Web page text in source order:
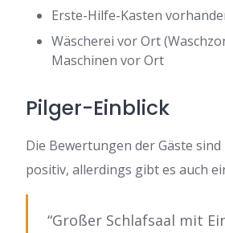
Erste-Hilfe-Kasten
Wäscherei vor Ort
Maschinen vor Ort
Pilger-Einblick
Die Bewertungen der Gäste
positiv, allerdings gibt es auch
“Großer Schlafsaal mit